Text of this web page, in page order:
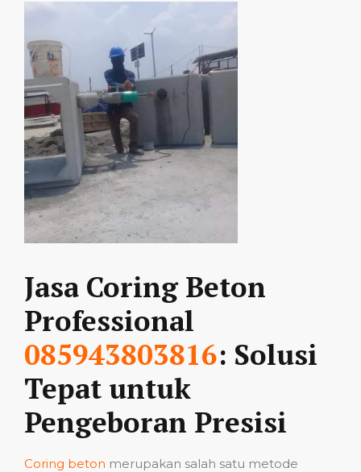
Jasa Coring Beton
Professional
085943803816: Solusi
Tepat untuk
Pengeboran Presisi
Coring beton merupakan salah satu metode